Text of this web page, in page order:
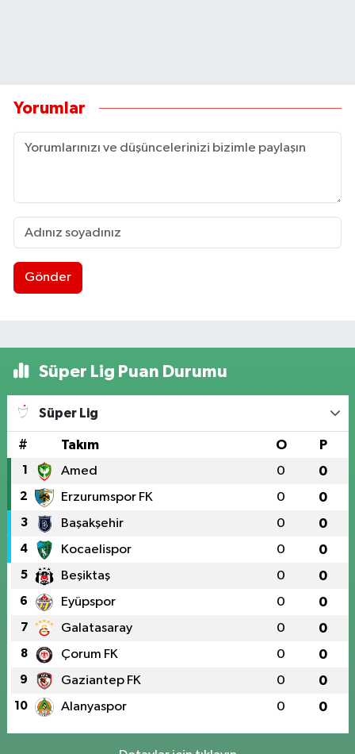
Yorumlar
Gönder
Süper Lig Puan Durumu
Süper Lig
# Takım O P
1 Amed 0 0
2 Erzurumspor FK 0 0
3 Başakşehir 0 0
4 Kocaelispor 0 0
5 Beşiktaş 0 0
6 Eyüpspor 0 0
7 Galatasaray 0 0
8 Çorum FK 0 0
9 Gaziantep FK 0 0
10 Alanyaspor 0 0